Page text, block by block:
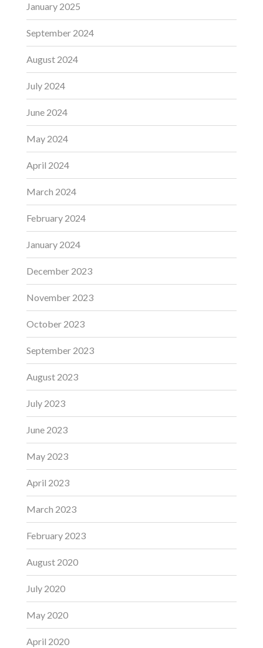
January 2025
September 2024
August 2024
July 2024
June 2024
May 2024
April 2024
March 2024
February 2024
January 2024
December 2023
November 2023
October 2023
September 2023
August 2023
July 2023
June 2023
May 2023
April 2023
March 2023
February 2023
August 2020
July 2020
May 2020
April 2020